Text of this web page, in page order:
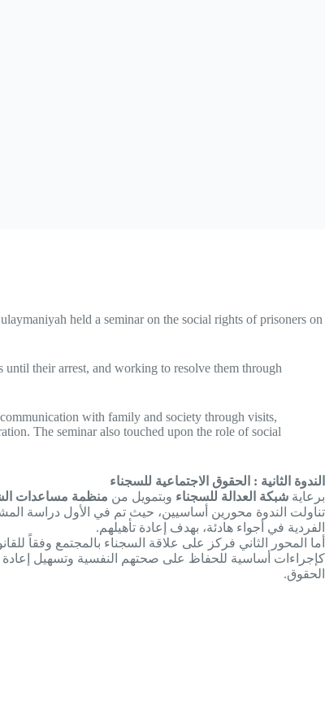
held a seminar on the social rights of prisoners on
until their arrest, and working to resolve them through
with family and society through visits,
The seminar also touched upon the role of social
الندوة الثانية : الحقوق الاجتماعية للسجناء
برعاية شبكة العدالة للسجناء وبتمويل من منظمة مساعدات
تناولت الندوة محورين أساسيين، حيث تم في الأول دراسة
الفردية في أجواء هادئة، بهدف إعادة تأهيلهم.
أما المحور الثاني فركز على علاقة السجناء بالمجتمع وفقاً
كإجراءات أساسية للحفاظ على صحتهم النفسية وتسهيل
الحقوق.